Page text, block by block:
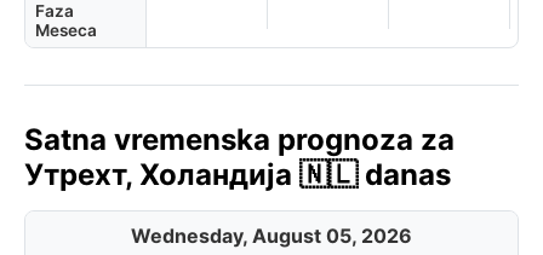
Faza
Meseca
Satna vremenska prognoza za
Утрехт, Холандија 🇳🇱 danas
Wednesday, August 05, 2026